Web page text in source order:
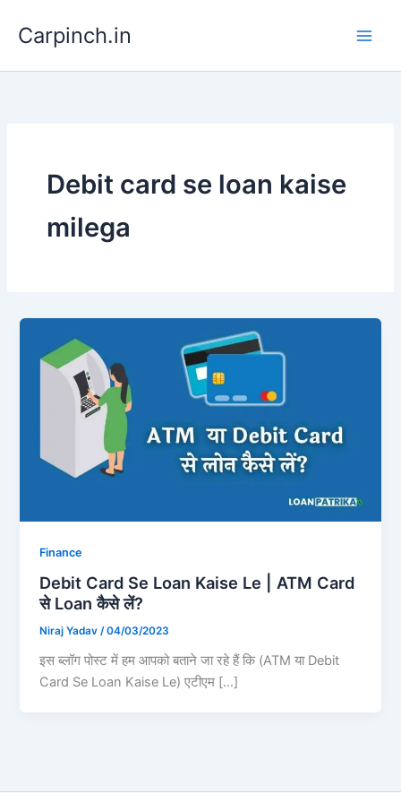
Carpinch.in
Debit card se loan kaise
milega
Finance
Debit Card Se Loan Kaise Le | ATM Card
से Loan कैसे लें?
Niraj Yadav/04/03/2023
इस ब्लॉग पोस्ट में हम आपको बताने जा रहे हैं कि (ATM या Debit
Card Se Loan Kaise Le) एटीएम […]